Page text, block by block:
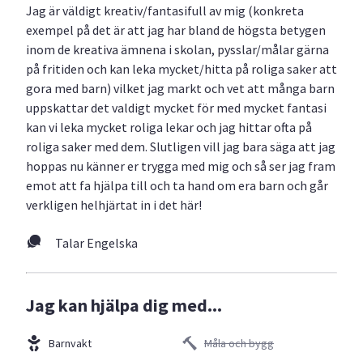
Jag är väldigt kreativ/fantasifull av mig (konkreta
exempel på det är att jag har bland de högsta betygen
inom de kreativa ämnena i skolan, pysslar/målar gärna
på fritiden och kan leka mycket/hitta på roliga saker att
gora med barn) vilket jag markt och vet att många barn
uppskattar det valdigt mycket för med mycket fantasi
kan vi leka mycket roliga lekar och jag hittar ofta på
roliga saker med dem. Slutligen vill jag bara säga att jag
hoppas nu känner er trygga med mig och så ser jag fram
emot att fa hjälpa till och ta hand om era barn och går
verkligen helhjärtat in i det här!
Talar Engelska
Jag kan hjälpa dig med...
Barnvakt
Måla och bygg